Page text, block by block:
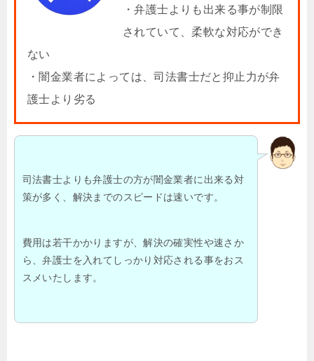
・弁護士よりも出来る事が制限
されていて、柔軟な対応ができ
ない
・闇金業者によっては、司法書士だと抑止力が弁
護士より劣る
司法書士よりも弁護士の方が闇金業者に出来る対
策が多く、解決までのスピードは速いです。
費用は若干かかりますが、解決の確実性や速さか
ら、弁護士を入れてしっかり対応される事をおス
スメいたします。